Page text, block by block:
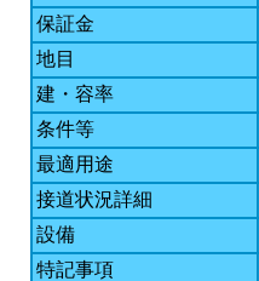
保証金
地目
建・容率
条件等
最適用途
接道状況詳細
設備
特記事項